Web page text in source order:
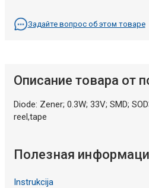
Задайте вопрос об этом товаре
Описание товара от
Diode: Zener; 0.3W; 33V; SMD;
reel,tape
Полезная
Instrukcija